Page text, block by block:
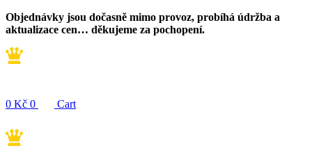
Přejít
k
Objednávky jsou dočasně mimo provoz, probíhá údržba a
aktualizace cen… děkujeme za pochopení.
0 Kč 0 Cart